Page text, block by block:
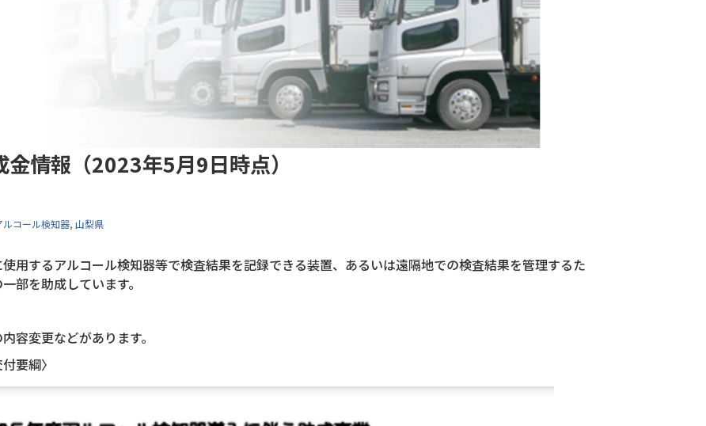
情報（2023年5月9日時点）
ルコール検知器 山梨県
用するアルコール検知器等で検査結果を記録できる装置、あるいは遠隔地での検査結果を管理するた
部を助成しています。
容変更などがあります。
要綱〉